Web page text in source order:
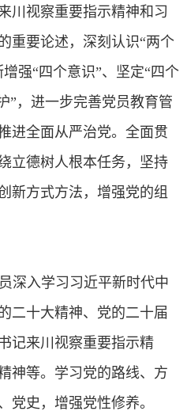
川视察重要指示精神和习
重要论述，深刻认识“两个
强“四个意识”、坚定“四个
”，进一步完善党员教育管
进全面从严治党。全面贯
立德树人根本任务，坚持
新方式方法，增强党的组
深入学习习近平新时代中
二十大精神、党的二十届
记来川视察重要指示精
神等。学习党的路线、方
党史，增强党性修养。